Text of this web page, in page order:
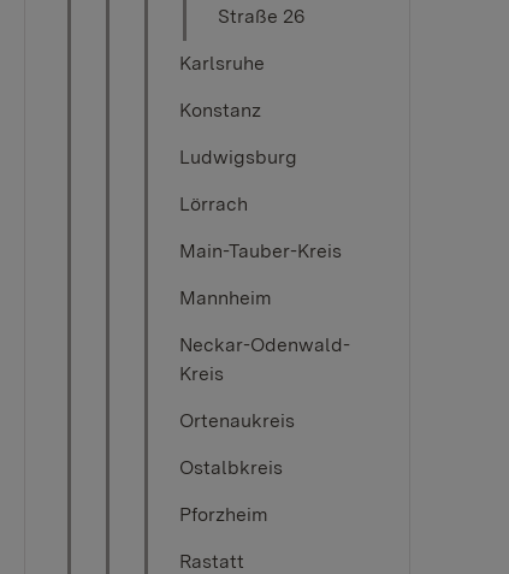
Straße 26
Karlsruhe
Konstanz
Ludwigsburg
Lörrach
Main-Tauber-Kreis
Mannheim
Neckar-Odenwald-
Kreis
Ortenaukreis
Ostalbkreis
Pforzheim
Rastatt